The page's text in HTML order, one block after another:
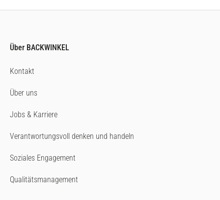
Über BACKWINKEL
Kontakt
Über uns
Jobs & Karriere
Verantwortungsvoll denken und handeln
Soziales Engagement
Qualitätsmanagement